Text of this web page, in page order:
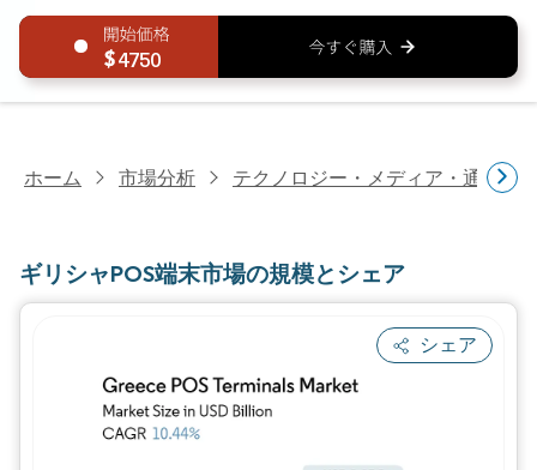
4750
ホーム 市場分析 テクノロジー・メディア・通信研
ギリシャPOS端末市場の規模とシェア
シェア